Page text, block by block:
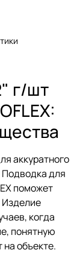
г/шт
аккуратного
для
поможет
Изделие
когда
понятную
на объекте.